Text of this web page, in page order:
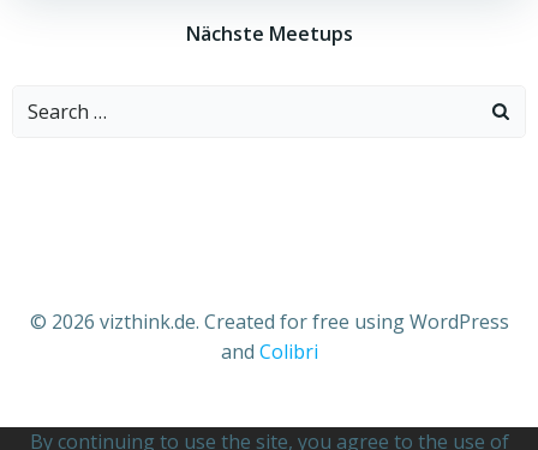
Nächste Meetups
Search
© 2026 vizthink.de. Created for free using WordPress
and Colibri
By continuing to use the site, you agree to the use of